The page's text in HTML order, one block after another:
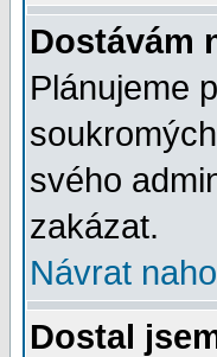
Dostávám
Plánujeme
svého
zakázat.
Návrat
Dostal